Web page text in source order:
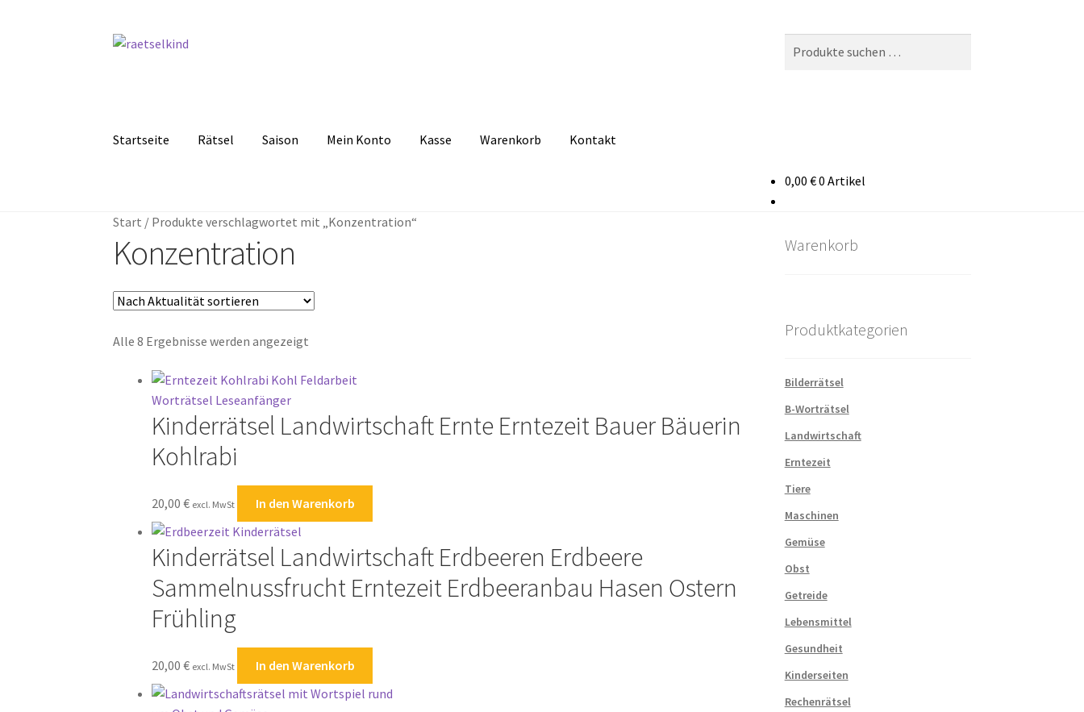
Zur
Zum
Startseite Rätsel Saison Mein Konto Kasse Warenkorb Kontakt
Kostenlose Rätsel Mein Konto Über Rätselkind
0,00 €0 Artikel
Start / Produkte verschlagwortet mit „Konzentration“
Konzentration
Alle 8 Ergebnisse werden angezeigt
sortiert
Kinderrätsel Landwirtschaft Ernte Erntezeit Bauer Bäuerin
Kohlrabi
20,00€ excl. MwSt In den Warenkorb
Kinderrätsel Landwirtschaft Erdbeeren Erdbeere
Sammelnussfrucht Erntezeit Erdbeeranbau Hasen Ostern
Frühling
20,00€ excl. MwSt In den Warenkorb
Warenkorb
Produktkategorien
Bilderrätsel
B-Worträtsel
Landwirtschaft
Erntezeit
Tiere
Maschinen
Gemüse
Obst
Getreide
Lebensmittel
Gesundheit
Kinderseiten
Rechenrätsel